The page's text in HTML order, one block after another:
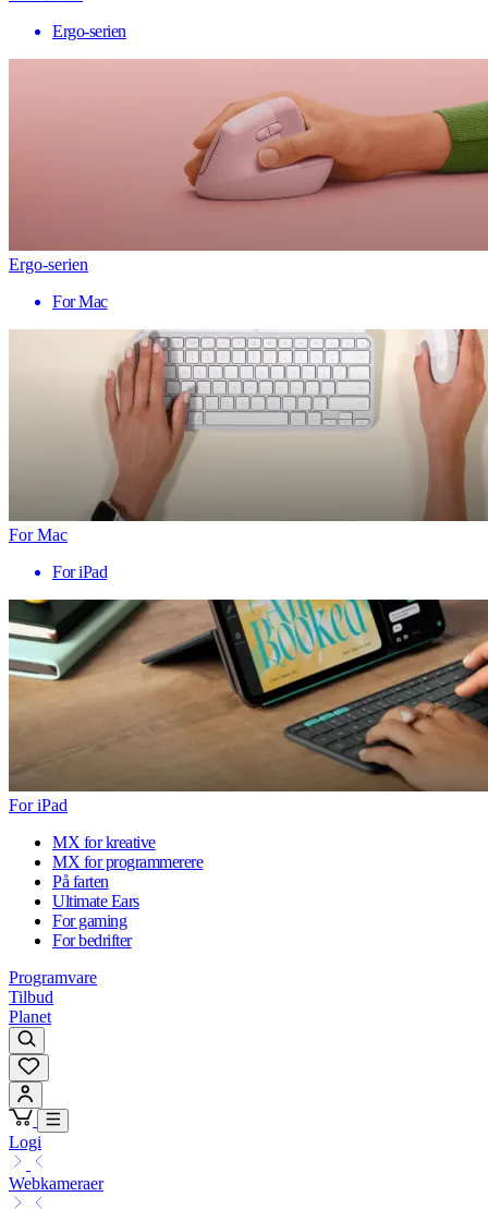
Ergo-serien
Ergo-serien
For Mac
For Mac
For iPad
For iPad
MX for kreative
MX for programmerere
På farten
Ultimate Ears
For gaming
For bedrifter
Programvare
Tilbud
Planet
Logi
Webkameraer